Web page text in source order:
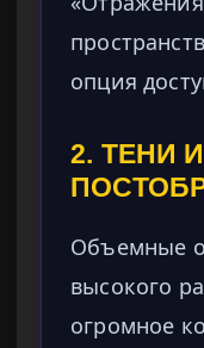
опция
2. ТЕНИ И
Объемные
высокого
огромное